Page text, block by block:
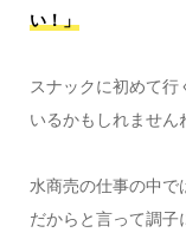
い！」
スナックに初めて行
いるかもしれません
水商売の仕事の中で
だからと言って調子